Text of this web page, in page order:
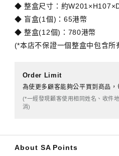
◆ 整盒尺寸：約
◆ 盲盒(1個)：65港幣
◆ 整盒(12個)：780港幣
(*本店不保證一個整盒中包含所
Order Limit
為使更多顧客能夠公平買到商品
(*一經發現顧客使用相同姓名、收件
消)
About SA Points